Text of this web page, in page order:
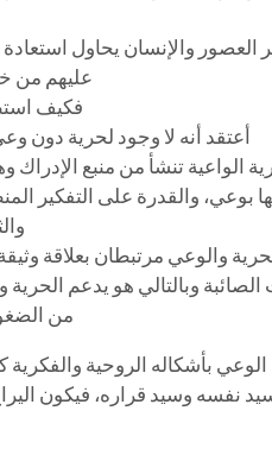
العصور والإنسان يحاول
عليهم من
فكيف
أعتقد أنه لا وجود لحرية دون
الواعية تنشأ من منبع
بوعي، والقدرة على التفكير
والوعي مرتبطان بعلاقة
الصائبة وبالتالي هو يدعم
من
الوعي بأشكاله الروحية
نفسه وسيد قراره، فيكون